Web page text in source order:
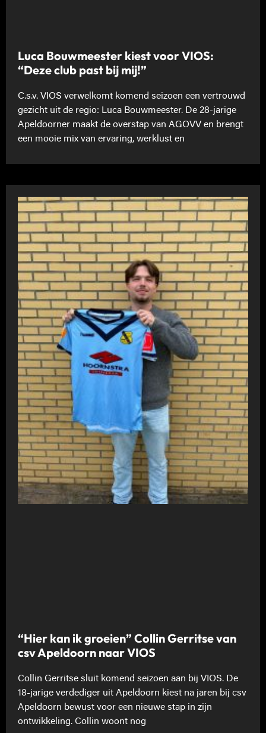
Luca Bouwmeester kiest voor VIOS:
“Deze club past bij mij!”
C.s.v. VIOS verwelkomt komend seizoen een vertrouwd
gezicht uit de regio: Luca Bouwmeester. De 28-jarige
Apeldoorner maakt de overstap van AGOVV en brengt
een mooie mix van ervaring, werklust en
“Hier kan ik groeien” Collin Gerritse van
csv Apeldoorn naar VIOS
Collin Gerritse sluit komend seizoen aan bij VIOS. De
18-jarige verdediger uit Apeldoorn kiest na jaren bij csv
Apeldoorn bewust voor een nieuwe stap in zijn
ontwikkeling. Collin woont nog